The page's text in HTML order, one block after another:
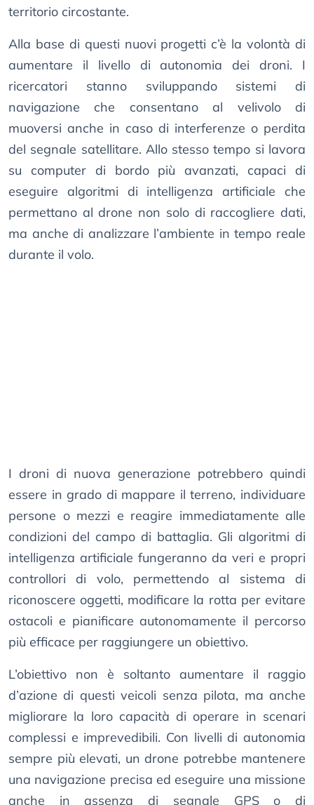
territorio circostante.
Alla base di questi nuovi progetti c’è la volontà di
aumentare il livello di autonomia dei droni. I
ricercatori stanno sviluppando sistemi di
navigazione che consentano al velivolo di
muoversi anche in caso di interferenze o perdita
del segnale satellitare. Allo stesso tempo si lavora
su computer di bordo più avanzati, capaci di
eseguire algoritmi di intelligenza artificiale che
permettano al drone non solo di raccogliere dati,
ma anche di analizzare l’ambiente in tempo reale
durante il volo.
I droni di nuova generazione potrebbero quindi
essere in grado di mappare il terreno, individuare
persone o mezzi e reagire immediatamente alle
condizioni del campo di battaglia. Gli algoritmi di
intelligenza artificiale fungeranno da veri e propri
controllori di volo, permettendo al sistema di
riconoscere oggetti, modificare la rotta per evitare
ostacoli e pianificare autonomamente il percorso
più efficace per raggiungere un obiettivo.
L’obiettivo non è soltanto aumentare il raggio
d’azione di questi veicoli senza pilota, ma anche
migliorare la loro capacità di operare in scenari
complessi e imprevedibili. Con livelli di autonomia
sempre più elevati, un drone potrebbe mantenere
una navigazione precisa ed eseguire una missione
anche in assenza di segnale GPS o di